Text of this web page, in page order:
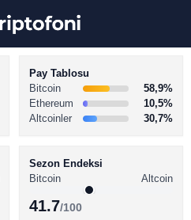
Pay Tablosu
Bitcoin
58,9%
Ethereum
10,5%
Altcoinler
30,7%
Sezon Endeksi
Bitcoin
Altcoin
41.7/100